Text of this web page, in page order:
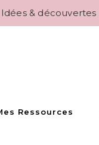
Idées & découvertes
Ressources